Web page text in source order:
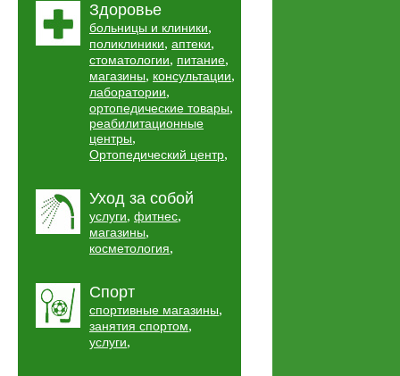
Здоровье
больницы и клиники,
поликлиники, аптеки,
стоматологии, питание,
магазины, консультации,
лаборатории,
ортопедические товары,
реабилитационные
центры,
Ортопедический центр,
Уход за собой
услуги, фитнес,
магазины,
косметология,
Спорт
спортивные магазины,
занятия спортом,
услуги,